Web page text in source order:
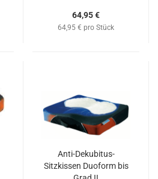
64,95 €
64,95 € pro Stück
Anti-Dekubitus-
Sitzkissen Duoform bis